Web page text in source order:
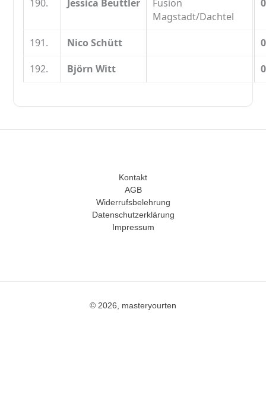
190. Jessica Beuttler
Fusion
Magstadt/Dachtel
191. Nico Schütt
192.
Björn Witt
Kontakt
AGB
Widerrufsbelehrung
Datenschutzerklärung
Impressum
© 2026, masteryourten